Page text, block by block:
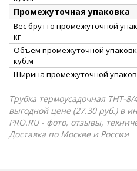
Промежуточная упаковка
Вес брутто промежуточной
кг
Объём промежуточной
куб.м
Ширина промежуточной
Трубка термоусадочная ТНТ-
выгодной цене (27.30 руб.) в
PRO.RU - фото, отзывы,
Доставка по Москве и России